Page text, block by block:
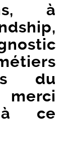
à
du
merci
à ce